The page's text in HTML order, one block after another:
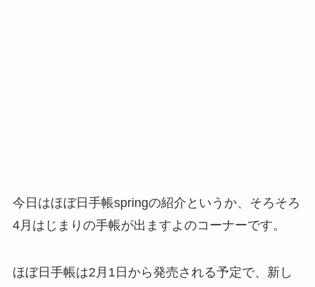
今日はほぼ日手帳springの紹介というか、そろそろ
4月はじまりの手帳が出ますよのコーナーです。
ほぼ日手帳は2月1日から発売される予定で、新し